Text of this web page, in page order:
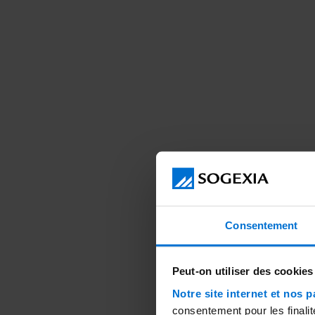
Consentement
Peut-on utiliser des
Notre site internet et nos
consentement pour les